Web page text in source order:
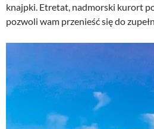
knajpki. Etretat, nadmorski kurort
pozwoli wam przenieść się do